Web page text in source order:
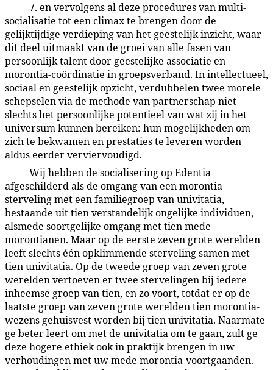
7. en vervolgens al deze procedures van multi-
socialisatie tot een climax te brengen door de
gelijktijdige verdieping van het geestelijk inzicht, waar
dit deel uitmaakt van de groei van alle fasen van
persoonlijk talent door geestelijke associatie en
morontia-coördinatie in groepsverband. In intellectueel,
sociaal en geestelijk opzicht, verdubbelen twee morele
schepselen via de methode van partnerschap niet
slechts het persoonlijke potentieel van wat zij in het
universum kunnen bereiken: hun mogelijkheden om
zich te bekwamen en prestaties te leveren worden
aldus eerder verviervoudigd.
Wij hebben de socialisering op Edentia
afgeschilderd als de omgang van een morontia-
sterveling met een familiegroep van univitatia,
bestaande uit tien verstandelijk ongelijke individuen,
alsmede soortgelijke omgang met tien mede-
morontianen. Maar op de eerste zeven grote werelden
leeft slechts één opklimmende sterveling samen met
tien univitatia. Op de tweede groep van zeven grote
werelden vertoeven er twee stervelingen bij iedere
inheemse groep van tien, en zo voort, totdat er op de
laatste groep van zeven grote werelden tien morontia-
wezens gehuisvest worden bij tien univitatia. Naarmate
ge beter leert om met de univitatia om te gaan, zult ge
deze hogere ethiek ook in praktijk brengen in uw
verhoudingen met uw mede morontia-voortgaanden.